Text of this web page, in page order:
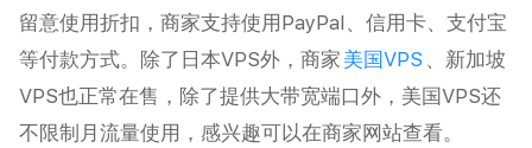
留意使用折扣，商家支持使用PayPal、信用卡、支付宝
等付款方式。除了日本VPS外，商家 美国VPS 、新加坡
VPS也正常在售，除了提供大带宽端口外，美国VPS还
不限制月流量使用，感兴趣可以在商家网站查看。